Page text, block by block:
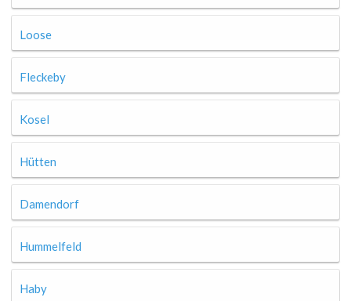
Loose
Fleckeby
Kosel
Hütten
Damendorf
Hummelfeld
Haby